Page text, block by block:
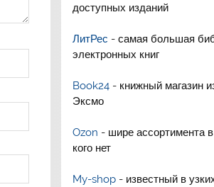
доступных изданий
ЛитРес - самая большая
электронных книг
Book24- книжный магазин
Эксмо
Ozon - шире ассортимента
кого нет
My-shop- известный в